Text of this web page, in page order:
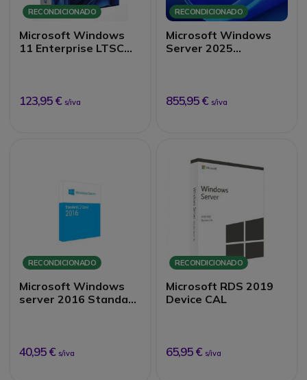
RECONDICIONADO
Microsoft Windows
11 Enterprise LTSC
123,95 € s/iva
RECONDICIONADO
Microsoft Windows
Server 2025
855,95 € s/iva
RECONDICIONADO
Microsoft Windows
server 2016 Standard
40,95 € s/iva
RECONDICIONADO
Microsoft RDS 2019
Device CAL
65,95 € s/iva